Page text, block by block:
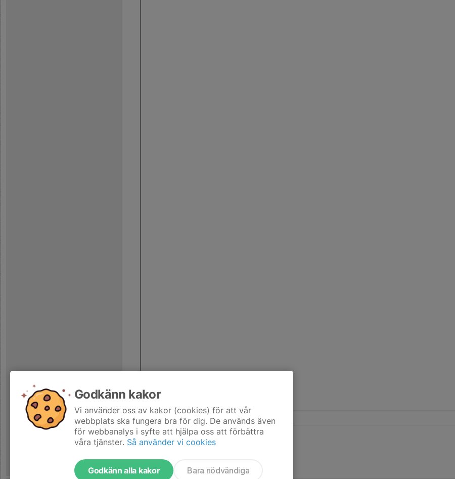
Godkänn kakor
Vi använder oss av kakor (cookies) för att vår
webbplats ska fungera bra för dig. De används även
för webbanalys i syfte att hjälpa oss att förbättra
våra tjänster. Så använder vi cookies
Godkänn alla kakor Bara nödvändiga